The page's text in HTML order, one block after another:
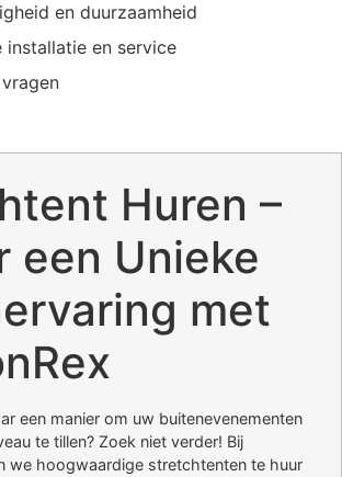
en duurzaamheid
installatie en service
Huren –
een Unieke
met
een manier om uw buitenevenementen
te tillen? Zoek niet verder! Bij
we hoogwaardige stretchtenten te huur